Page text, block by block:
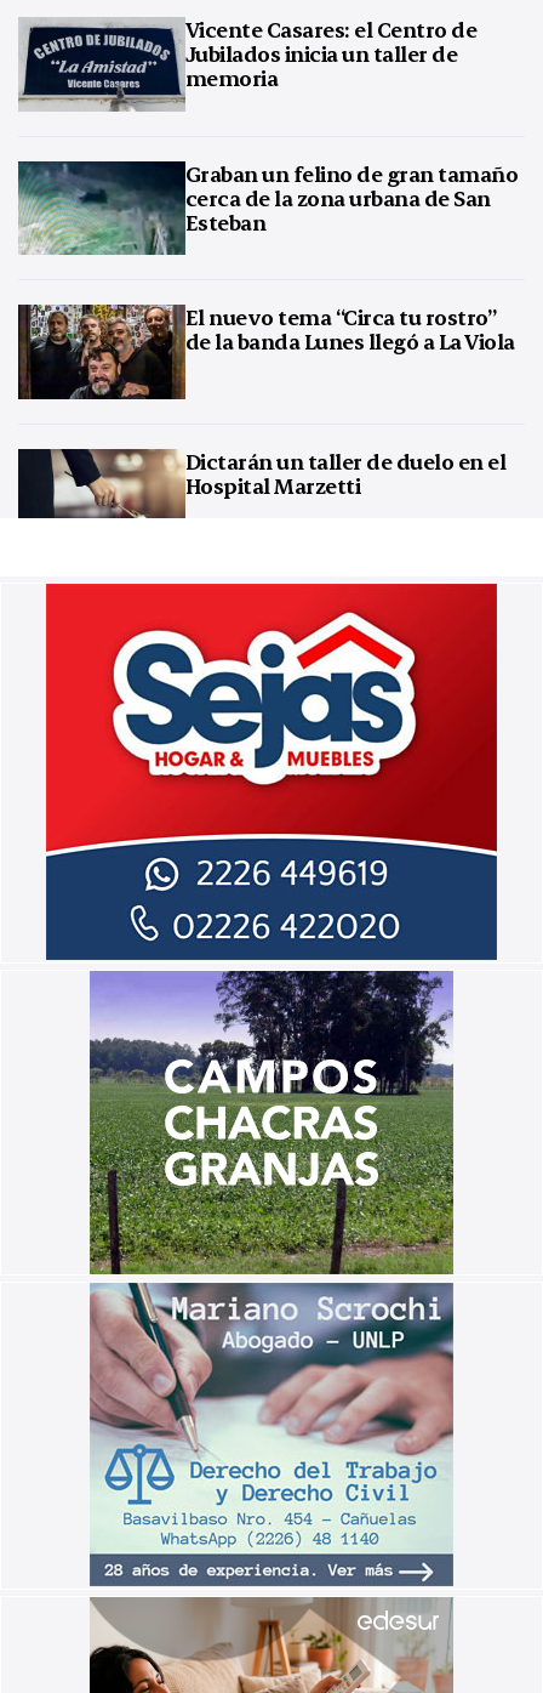
Vicente Casares: el Centro de
Jubilados inicia un taller de
memoria
Graban un felino de gran tamaño
cerca de la zona urbana de San
Esteban
El nuevo tema “Circa tu rostro”
de la banda Lunes llegó a La Viola
Dictarán un taller de duelo en el
Hospital Marzetti